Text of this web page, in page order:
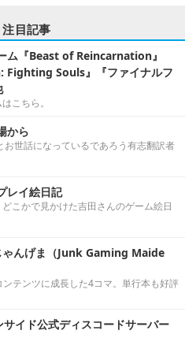
注目記事
ム『Beast of Reincarnation』
Fighting Souls』『ファイナルフ
こちら。
から
お世話になっているであろう有志翻訳者
レイ絵日記
こかで見かけた吉田さんのゲーム絵日
ゃんげま（Junk Gaming Maide
テンツに成長した4コマ。単行本も好評
イド公式ディスコードサーバー